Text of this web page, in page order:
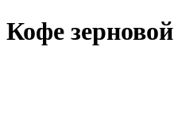
Кофе зерновой